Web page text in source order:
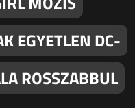
EGYETLEN DC-
ROSSZABBUL